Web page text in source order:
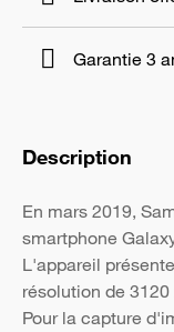
Garantie 3
Description
En mars 2019,
smartphone
L'appareil
résolution de
Pour la capture